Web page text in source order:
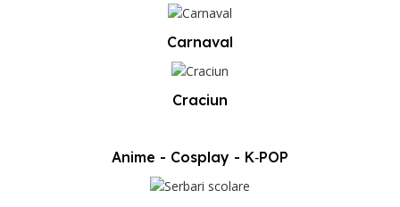
Carnaval
Craciun
Anime - Cosplay - K‑POP